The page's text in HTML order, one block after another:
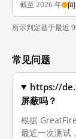
截至 2026 年
所示判定基于最近
常见问题
https://
屏蔽吗？
根据
最近一次测